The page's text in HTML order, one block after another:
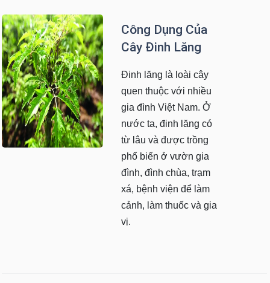
Công Dụng Của
Cây Đinh Lăng
Đinh lăng là loài cây
quen thuộc với nhiều
gia đình Việt Nam. Ở
nước ta, đinh lăng có
từ lâu và được trồng
phổ biến ở vườn gia
đình, đình chùa, trạm
xá, bệnh viện để làm
cảnh, làm thuốc và gia
vị.